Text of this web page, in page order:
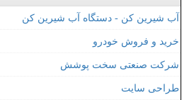
آب شیرین کن - دستگاه آب شیرین کن
خرید و فروش خودرو
شرکت صنعتی سخت پوشش
طراحی سایت